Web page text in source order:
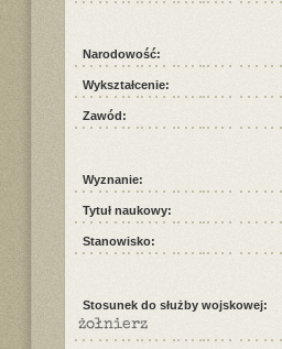
Narodowość:
Wykształcenie:
Zawód:
Wyznanie:
Tytuł naukowy:
Stanowisko:
Stosunek do służby wojskowej:
żołnierz